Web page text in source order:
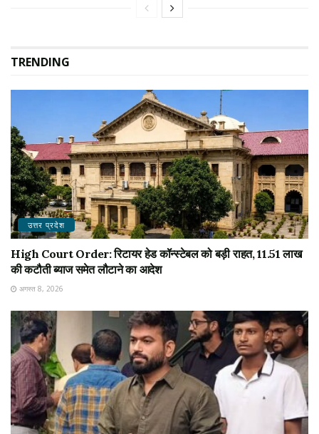
TRENDING
उत्तर प्रदेश
High Court Order: रिटायर हेड कॉन्स्टेबल को बड़ी राहत, 11.51 लाख
की कटौती ब्याज समेत लौटाने का आदेश
अगस्त 8, 2026